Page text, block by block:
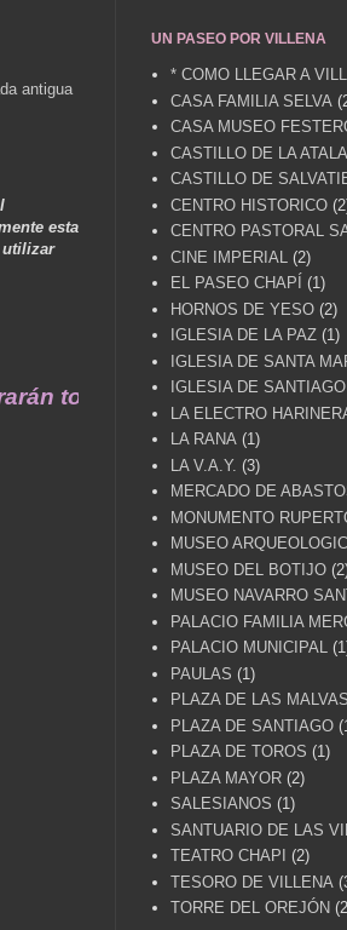
antigua
esta
utilizar
vida .... TÚ HACES
UN PASEO POR VILLENA
* COMO LLEGAR A
CASA FAMILIA SELVA
CASA MUSEO
CASTILLO DE LA
CASTILLO DE
CENTRO HISTORICO
CENTRO PASTORAL
CINE IMPERIAL
(2)
EL PASEO CHAPÍ
(1)
HORNOS DE YESO (2)
IGLESIA DE LA PAZ (1)
IGLESIA DE SANTA
IGLESIA DE SANTIAGO
LA ELECTRO
LA RANA (1)
LA V.A.Y. (3)
MERCADO DE
MONUMENTO
MUSEO
MUSEO DEL BOTIJO
MUSEO NAVARRO
PALACIO FAMILIA
PALACIO MUNICIPAL
PAULAS (1)
PLAZA DE LAS MALVAS
PLAZA DE SANTIAGO
PLAZA DE TOROS (1)
PLAZA MAYOR (2)
SALESIANOS (1)
SANTUARIO DE LAS
TEATRO CHAPI
(2)
TESORO DE VILLENA
TORRE DEL OREJÓN